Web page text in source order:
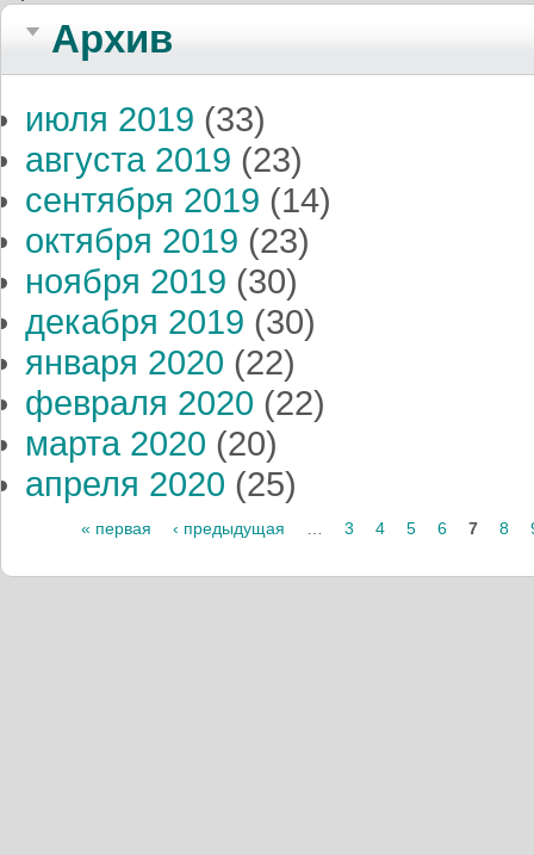
Архив
июля 2019 (33)
августа 2019 (23)
сентября 2019 (14)
октября 2019 (23)
ноября 2019 (30)
декабря 2019 (30)
января 2020 (22)
февраля 2020 (22)
марта 2020 (20)
апреля 2020 (25)
Страницы
« первая ‹ предыдущая 3 4 5 6 7 8